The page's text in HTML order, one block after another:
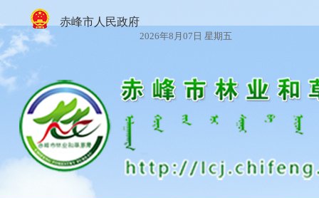
赤峰市人民政府
2026年8月07日 星期五